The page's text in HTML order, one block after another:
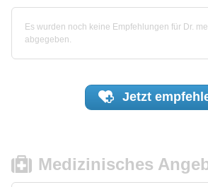
Es wurden noch keine Empfehlungen für Dr.
abgegeben.
Jetzt
Medizinisches